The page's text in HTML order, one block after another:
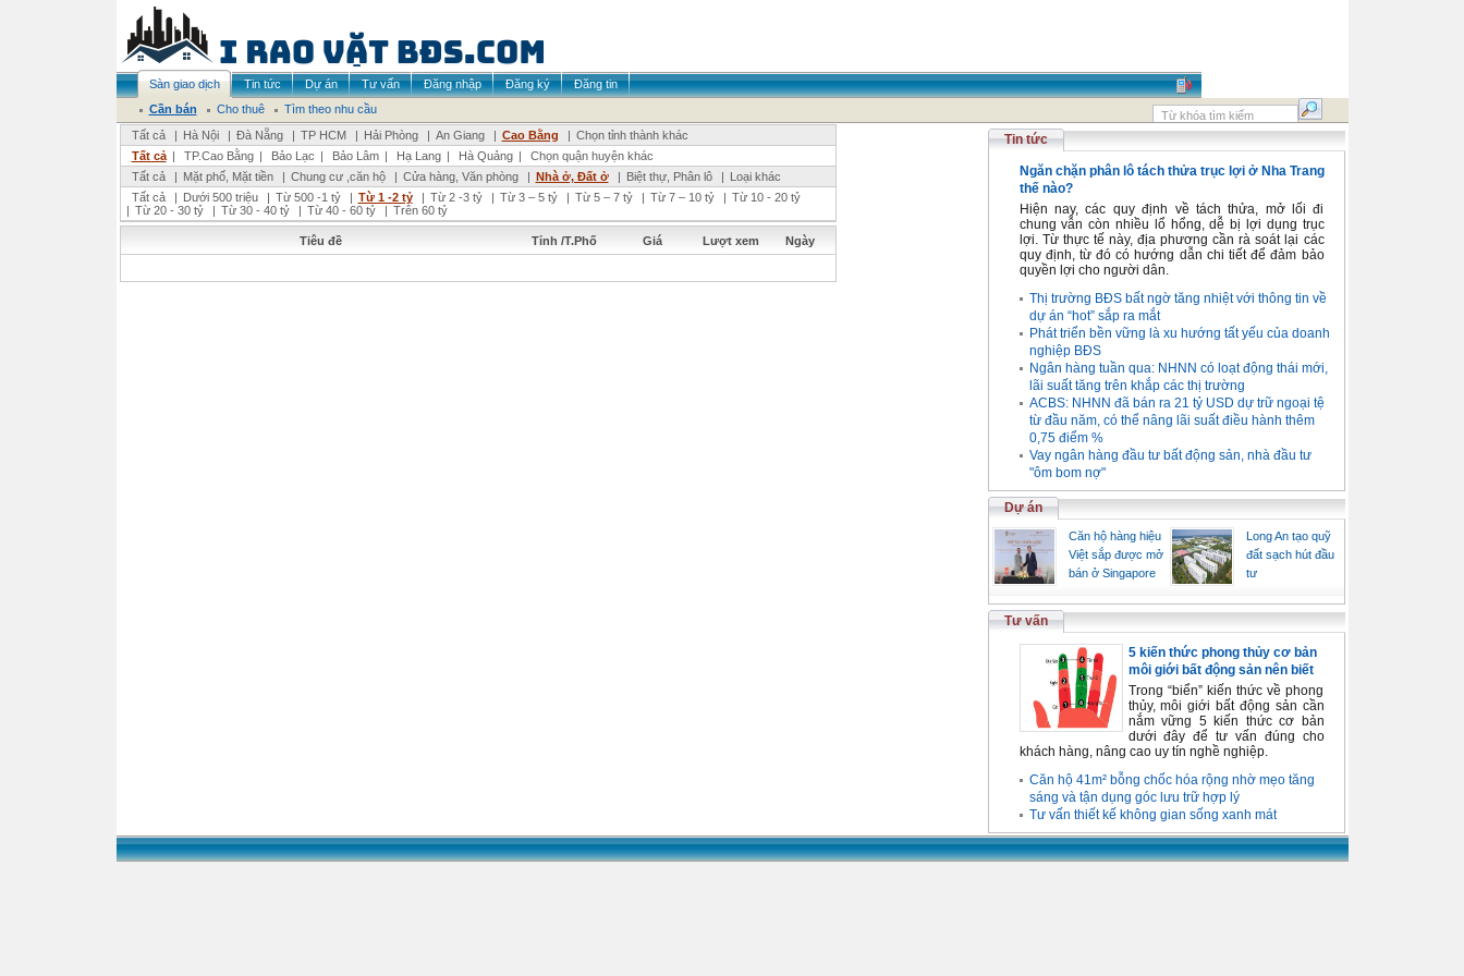
Sàn giao dịch Tin tức Dự án Tư vấn Đăng nhập Đăng ký
Đăng tin
Cần bán
Cho thuê
Tìm theo nhu cầu
Tất cả
| Hà Nội | Đà Nẵng | TP HCM | Hải Phòng | An Giang | Cao Bằng | Chọn tỉnh thành khác
Tất cả | TP.Cao Bằng | Bảo Lạc | Bảo Lâm | Hạ Lang | Hà Quảng |
Chọn quận huyện khác
Tất cả
| Mặt phố, Mặt tiền | Chung cư ,căn hộ | Cửa hàng, Văn phòng | Nhà ở, Đất ở | Biệt thự, Phân lô | Loại khác
Tất cả
| Dưới 500 triệu | Từ 500 -1 tỷ | Từ 1 -2 tỷ | Từ 2 -3 tỷ | Từ 3 – 5 tỷ | Từ 5 – 7 tỷ | Từ 7 – 10 tỷ | Từ 10 - 20 tỷ
| Từ 20 - 30 tỷ | Từ 30 - 40 tỷ | Từ 40 - 60 tỷ | Trên 60 tỷ
Tiêu đề Tỉnh /T.Phố Giá Lượt xem Ngày
Tin tức
Ngăn chặn phân lô tách thửa trục lợi ở Nha Trang
thế nào?
Hiện nay, các quy định về tách thửa, mở lối đi
chung vẫn còn nhiều lổ hổng, dễ bị lợi dụng trục
lợi. Từ thực tế này, địa phương cần rà soát lại các
quy định, từ đó có hướng dẫn chi tiết để đảm bảo
quyền lợi cho người dân.
Thị trường BĐS bất ngờ tăng nhiệt với thông tin về
dự án “hot” sắp ra mắt
Phát triển bền vững là xu hướng tất yếu của doanh
nghiệp BĐS
Ngân hàng tuần qua: NHNN có loạt động thái mới,
lãi suất tăng trên khắp các thị trường
ACBS: NHNN đã bán ra 21 tỷ USD dự trữ ngoại tệ
từ đầu năm, có thể nâng lãi suất điều hành thêm
0,75 điểm %
Vay ngân hàng đầu tư bất động sản, nhà đầu tư
"ôm bom nợ"
Dự án
Căn hộ hàng hiệu
Việt sắp được mở
bán ở Singapore
Long An tạo quỹ
đất sạch hút đầu
tư
Tư vấn
5 kiến thức phong thủy cơ bản
môi giới bất động sản nên biết
Trong “biển” kiến thức về phong
thủy, môi giới bất động sản cần
nắm vững 5 kiến thức cơ bản
dưới đây để tư vấn đúng cho
khách hàng, nâng cao uy tín nghề nghiệp.
Căn hộ 41m² bỗng chốc hóa rộng nhờ mẹo tăng
sáng và tận dụng góc lưu trữ hợp lý
Tư vấn thiết kế không gian sống xanh mát